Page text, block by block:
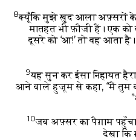
8क्यूँकि मुझे ख़ुद आला अफ़्सरों
मातहत भी फ़ौजी हैं। एक को
दूसरे को ‘आ!’ तो वह आता
9यह सुन कर ईसा निहायत
आने वाले हुजूम से कहा, “मैं तुम
10जब अफ़्सर का पैग़ाम
देखा कि